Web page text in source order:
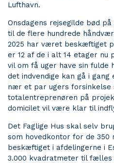
Lufthavn.
Onsdagens rejsegilde bød
til de flere hundrede
2025 har været beskæftiget
er 12 af de i alt 14 etager nu
vil om få uger have sin fulde
det indvendige kan gå i
nær et par ugers
totalentreprenøren på
domicilet vil være klar til
Det Faglige Hus skal selv
som hovedkontor for de 350
beskæftiget i afdelingerne i
3.000 kvadratmeter til